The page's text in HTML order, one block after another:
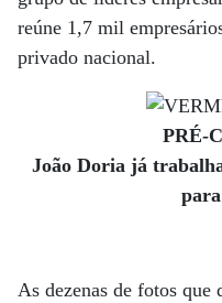
reúne 1,7 mil
privado nacional.
PRÉ-
João Doria já
As dezenas de fotos que